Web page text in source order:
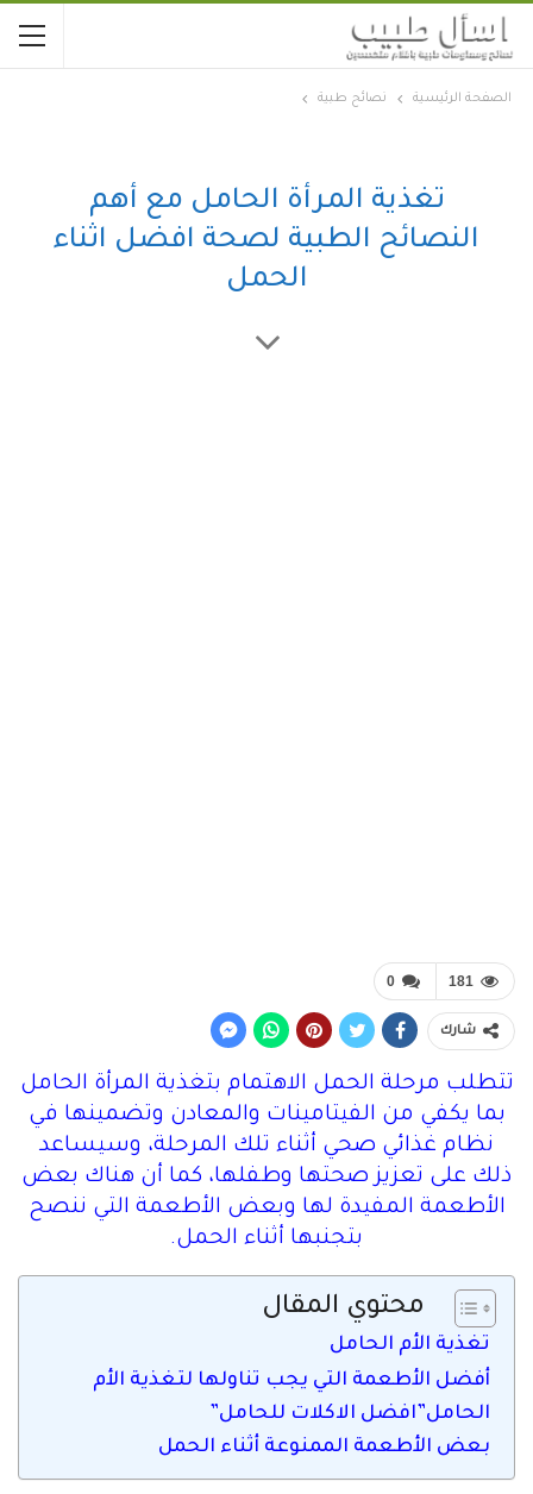
الصفحة الرئيسية نصائح طبية
تغذية المرأة الحامل مع أهم
النصائح الطبية لصحة افضل اثناء
الحمل
0 181
شارك
تتطلب مرحلة الحمل الاهتمام بتغذية المرأة الحامل
بما يكفي من الفيتامينات والمعادن وتضمينها في
نظام غذائي صحي أثناء تلك المرحلة، وسيساعد
ذلك على تعزيز صحتها وطفلها، كما أن هناك بعض
الأطعمة المفيدة لها وبعض الأطعمة التي ننصح
بتجنبها أثناء الحمل.
محتوي المقال
تغذية الأم الحامل
أفضل الأطعمة التي يجب تناولها لتغذية الأم
الحامل”افضل الاكلات للحامل”
بعض الأطعمة الممنوعة أثناء الحمل